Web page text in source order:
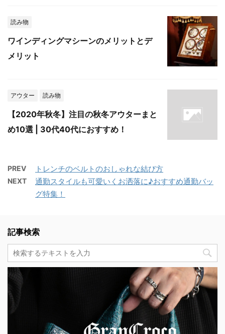
読み物
ワインディングマシーンのメリットとデ
メリット
アウター 読み物
【2020年秋冬】注目の秋冬アウターまと
め10選 | 30代40代におすすめ！
PREV トレンチのベルトのおしゃれな結び方
NEXT
通勤スタイルも可愛いくお洒落に♪おすすめ通勤バッ
グ特集！
記事検索